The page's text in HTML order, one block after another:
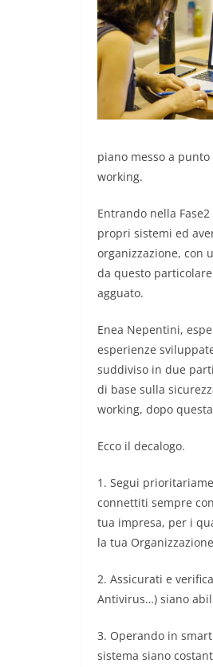
piano messo a
working.
Entrando nella
propri sistemi ed
organizzazione, con
da questo
agguato.
Enea Nepentini,
esperienze
suddiviso in due
di base sulla
working, dopo
Ecco il decalogo.
1. Segui
connettiti sempre
tua impresa, per i
la tua
2. Assicurati e
Antivirus…) siano
3. Operando in
sistema siano